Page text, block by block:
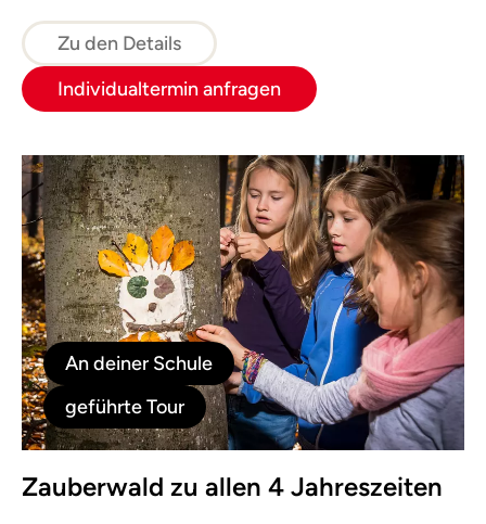
Zu den Details
Individualtermin anfragen
An deiner Schule
geführte Tour
Zauberwald zu allen 4 Jahreszeiten